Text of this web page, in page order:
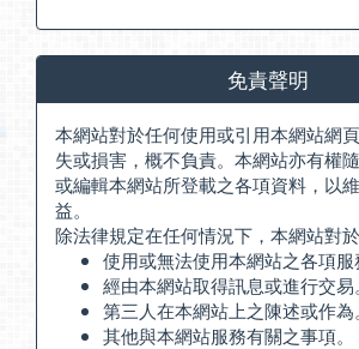
免責聲明
本網站對於任何使用或引用本網站網
失或損害，概不負責。本網站亦有權
或編輯本網站所登載之各項資料，以
益。
除法律規定在任何情況下，本網站對於
使用或無法使用本網站之各項服
經由本網站取得訊息或進行交易。
第三人在本網站上之陳述或作為。
其他與本網站服務有關之事項。